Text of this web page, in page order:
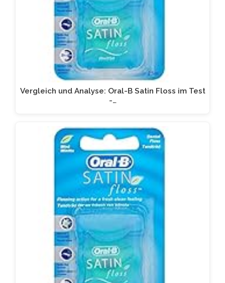
Vergleich und Analyse: Oral-B Satin Floss im Test
-…